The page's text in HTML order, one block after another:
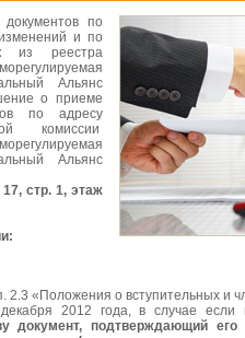
по
и по
из реестра
Альянс
о приеме
по адресу
комиссии
Альянс
стр. 1, этаж
2.3 «Положения о вступительных и
2012 года, в случае если
документ, подтверждающий